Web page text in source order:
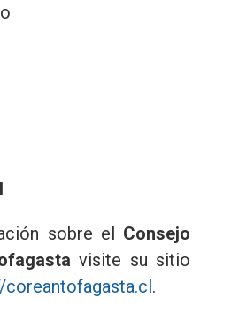
sobre el Consejo
visite su sitio
coreantofagasta.cl.